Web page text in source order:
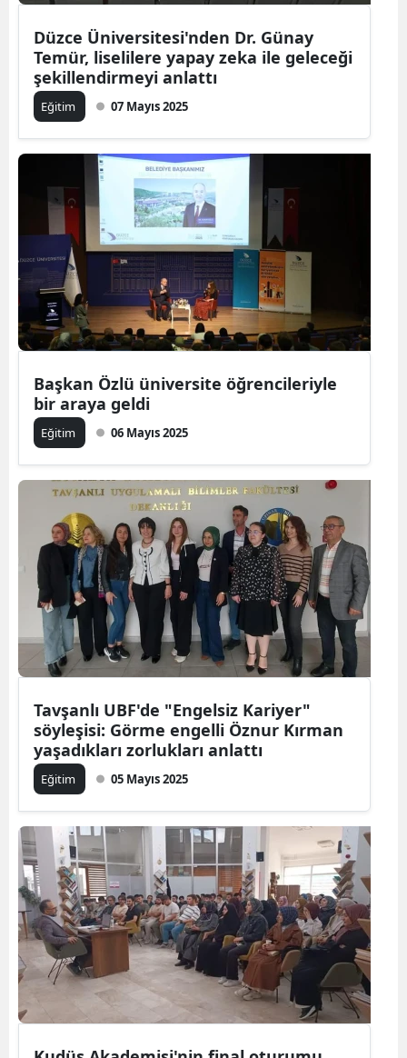
Düzce Üniversitesi'nden Dr. Günay
Temür, liselilere yapay zeka ile geleceği
şekillendirmeyi anlattı
Eğitim 07 Mayıs 2025
Başkan Özlü üniversite öğrencileriyle
bir araya geldi
Eğitim 06 Mayıs 2025
Tavşanlı UBF'de "Engelsiz Kariyer"
söyleşisi: Görme engelli Öznur Kırman
yaşadıkları zorlukları anlattı
Eğitim 05 Mayıs 2025